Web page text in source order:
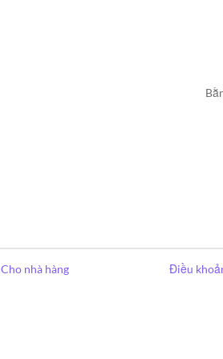
Cho nhà hàng Điều